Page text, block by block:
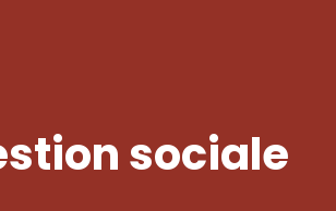
sociale